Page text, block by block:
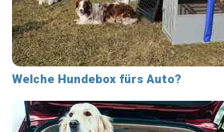
Welche Hundebox fürs Auto?